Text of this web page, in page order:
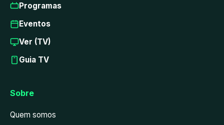
Programas
Eventos
Ver (TV)
Guia TV
Sobre
Quem somos